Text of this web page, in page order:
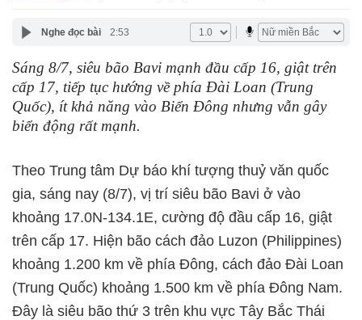
Nghe đọc bài 2:53
Sáng 8/7, siêu bão Bavi mạnh đầu cấp 16, giật trên
cấp 17, tiếp tục hướng về phía Đài Loan (Trung
Quốc), ít khả năng vào Biển Đông nhưng vẫn gây
biển động rất mạnh.
Theo Trung tâm Dự báo khí tượng thuỷ văn quốc
gia, sáng nay (8/7), vị trí siêu bão Bavi ở vào
khoảng 17.0N-134.1E, cường độ đầu cấp 16, giật
trên cấp 17. Hiện bão cách đảo Luzon (Philippines)
khoảng 1.200 km về phía Đông, cách đảo Đài Loan
(Trung Quốc) khoảng 1.500 km về phía Đông Nam.
Đây là siêu bão thứ 3 trên khu vực Tây Bắc Thái